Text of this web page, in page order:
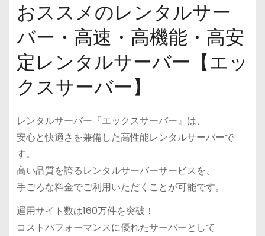
おススメのレンタルサー
バー・高速・高機能・高安
定レンタルサーバー【エッ
クスサーバー】
レンタルサーバー『エックスサーバー』は、
安心と快適さを兼備した高性能レンタルサーバーで
す。
高い品質を誇るレンタルサーバーサービスを、
手ごろな料金でご利用いただくことが可能です。
運用サイト数は160万件を突破！
コストパフォーマンスに優れたサーバーとして